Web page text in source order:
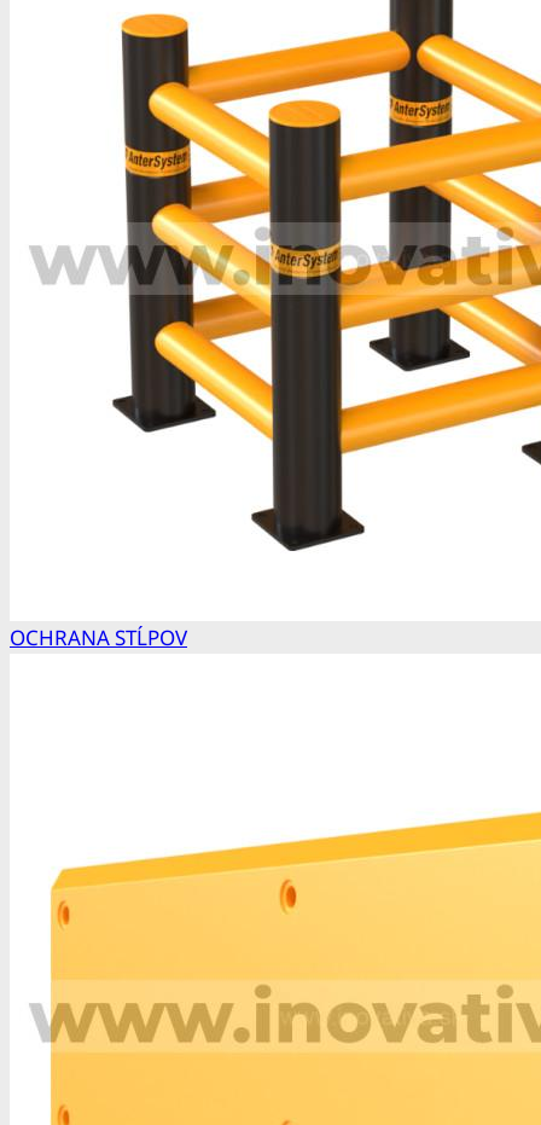
OCHRANA STĹPOV